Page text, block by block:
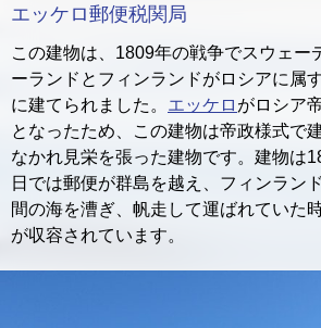
エッケロ郵便税関局
この建物は、1809年の戦争でスウェー
ーランドとフィンランドがロシアに属
に建てられました。 エッケロ がロシア
となったため、この建物は帝政様式で
なかれ見栄を張った建物です。建物は
日では郵便が群島を越え、フィンラン
間の海を漕ぎ、帆走して運ばれていた
が収容されています。